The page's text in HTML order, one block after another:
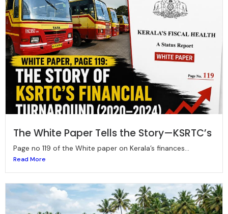
The White Paper Tells the Story—KSRTC’s
Page no 119 of the White paper on Kerala’s finances...
Read More